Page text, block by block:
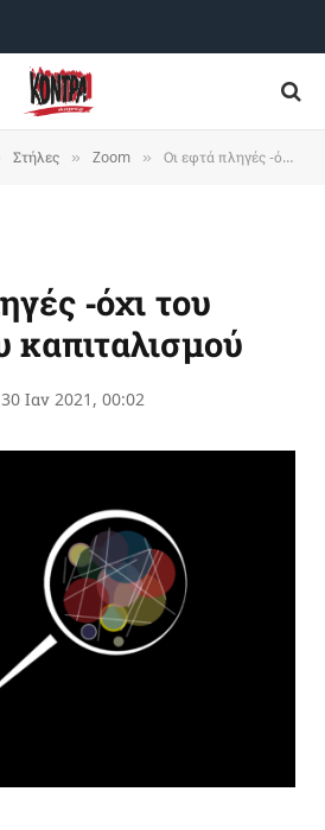
Στήλες » Zoom » Οι εφτά πληγές -όχι του Φαραώ- του καπιταλισμού
-όχι του
30 Ιαν 2021, 00:02